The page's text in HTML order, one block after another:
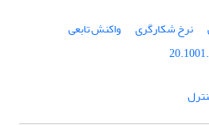
نرخ شکارگری
واکنش تابعی